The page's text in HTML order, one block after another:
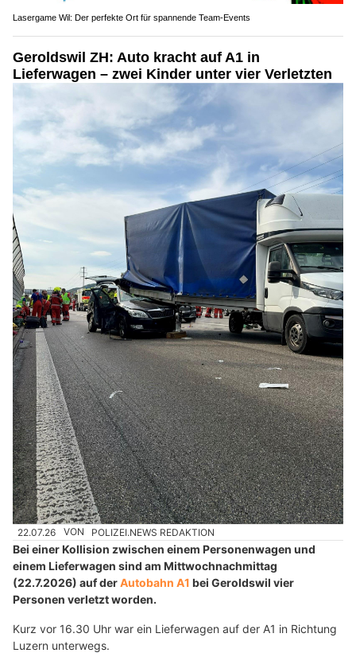
Lasergame Wil: Der perfekte Ort für spannende Team-Events
Geroldswil ZH: Auto kracht auf A1 in
Lieferwagen – zwei Kinder unter vier Verletzten
22.07.26 VON POLIZEI.NEWS REDAKTION
Bei einer Kollision zwischen einem Personenwagen und
einem Lieferwagen sind am Mittwochnachmittag
(22.7.2026) auf derAutobahn A1 bei Geroldswil vier
Personen verletzt worden.
Kurz vor 16.30 Uhr war ein Lieferwagen auf der A1 in Richtung
Luzern unterwegs.